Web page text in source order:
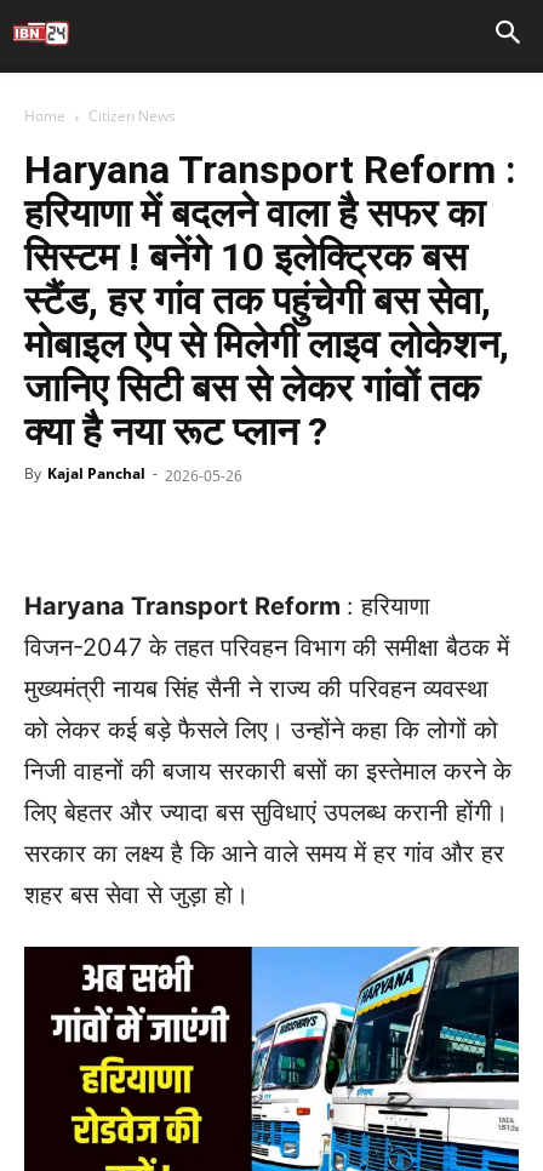
Home Citizen News
Haryana Transport Reform :
हरियाणा में बदलने वाला है सफर का
सिस्टम ! बनेंगे 10 इलेक्ट्रिक बस
स्टैंड, हर गांव तक पहुंचेगी बस सेवा,
मोबाइल ऐप से मिलेगी लाइव लोकेशन,
जानिए सिटी बस से लेकर गांवों तक
क्या है नया रूट प्लान ?
By Kajal Panchal - 2026-05-26
Haryana Transport Reform : हरियाणा
विजन-2047 के तहत परिवहन विभाग की समीक्षा बैठक में
मुख्यमंत्री नायब सिंह सैनी ने राज्य की परिवहन व्यवस्था
को लेकर कई बड़े फैसले लिए। उन्होंने कहा कि लोगों को
निजी वाहनों की बजाय सरकारी बसों का इस्तेमाल करने के
लिए बेहतर और ज्यादा बस सुविधाएं उपलब्ध करानी होंगी।
सरकार का लक्ष्य है कि आने वाले समय में हर गांव और हर
शहर बस सेवा से जुड़ा हो।